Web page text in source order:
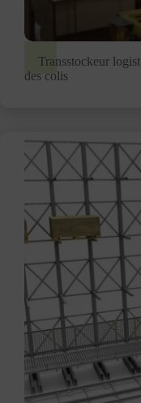
Transstockeur
des colis